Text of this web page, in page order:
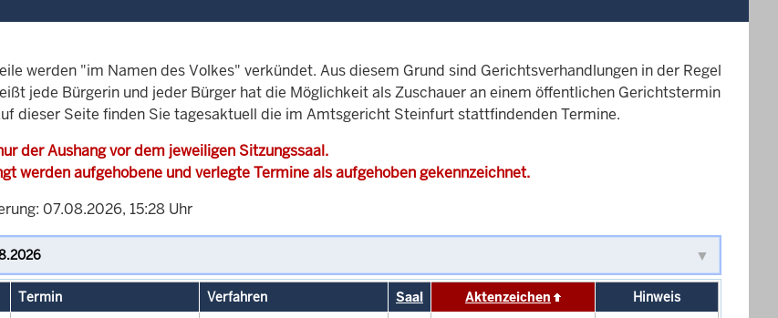
werden "im Namen des Volkes" verkündet. Aus diesem Grund sind Gerichtsverhandlungen in der Regel
jede Bürgerin und jeder Bürger hat die Möglichkeit als Zuschauer an einem öffentlichen Gerichtstermin
dieser Seite finden Sie tagesaktuell die im Amtsgericht Steinfurt stattfindenden Termine.
der Aushang vor dem jeweiligen Sitzungssaal.
werden aufgehobene und verlegte Termine als aufgehoben gekennzeichnet.
07.08.2026, 15:28 Uhr
Termin Verfahren Saal Aktenzeichen
Hinweis